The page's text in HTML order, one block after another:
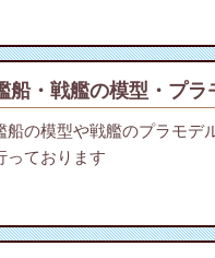
船・戦艦の模型・プラ
船の模型や戦艦のプラモデ
っております